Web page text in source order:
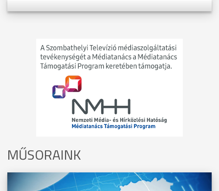
MŰSORAINK